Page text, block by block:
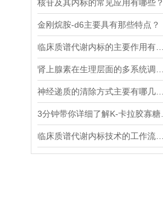
核苷及其内标的常见应用有哪些？
金刚烷胺-d6主要具有那些特点？